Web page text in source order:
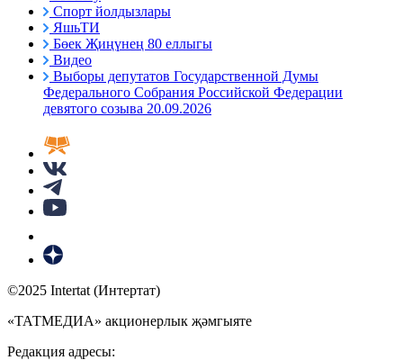
Спорт йолдызлары
ЯшьТИ
Бөек Җиңүнең 80 еллыгы
Видео
Выборы депутатов Государственной Думы
Федерального Собрания Российской Федерации
девятого созыва 20.09.2026
©2025 Intertat (Интертат)
«ТАТМЕДИА» акционерлык җәмгыяте
Редакция адресы: